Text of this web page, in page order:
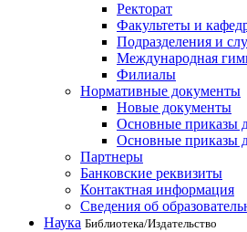
Ректорат
Факультеты и
Подразделения и
Международная
Филиалы
Нормативные документы
Новые документы
Основные приказы
Основные приказы
Партнеры
Банковские реквизиты
Контактная информация
Сведения об
Наука Библиотека/Издательство